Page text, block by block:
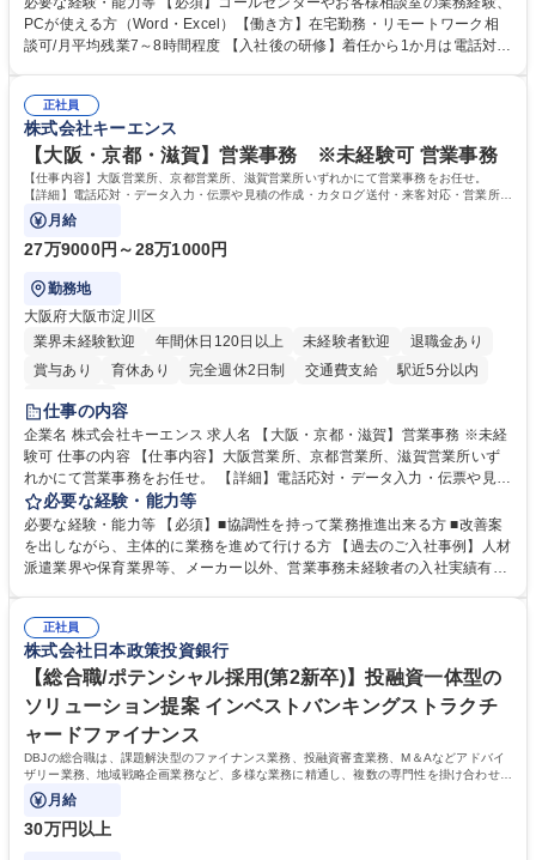
意見を、企業活動に活かしています。お客様からの声に迅速かつ誠意をも
って対応、情報提供するとともにグループ内活動に反映しています。 【具
平均100件前後■メール・手紙：同上40件前後 募集職種 中野本社【お客様
相談室】お客様のお声をもとにより良い商品づくりへ貢献
PCが使える方（Word・Excel）【働き方】在宅勤務・リモートワーク相
談可/月平均残業7～8時間程度 【入社後の研修】着任から1か月は電話対応
すのでご安心ください。 【当社について】キリングループの広報機能を担
う会社として、お客様との出会いを大切にし、磨き上げたホスピタリティ
を込めてコミュニケーションをとりながら広報関連業務を行っておりま
す。 学歴・資格 学歴：大学院 大学 高専 短大 専修学校 高校 語学力： 資
格：
正社員
株式会社キーエンス
【大阪・京都・滋賀】営業事務 ※未経験可 営業事務
【仕事内容】大阪営業所、京都営業所、滋賀営業所いずれかにて営業事務をお任せ。
【詳細】電話応対・データ入力・伝票や見積の作成・カタログ送付・来客対応・営業所内
で発生する事務業務や業務改善をお任せ。
月給
27万9000円～28万1000円
勤務地
大阪府大阪市淀川区
業界未経験歓迎
年間休日120日以上 未経験者歓迎
退職金あり
賞与あり
育休あり 完全週休2日制 交通費支給
駅近5分以内
土日祝休み
仕事の内容
企業名 株式会社キーエンス 求人名 【大阪・京都・滋賀】営業事務 ※未経
験可 仕事の内容 【仕事内容】大阪営業所、京都営業所、滋賀営業所いず
れかにて営業事務をお任せ。 【詳細】電話応対・データ入力・伝票や見積
の作成・カタログ送付・来客対応・営業所内で発生する事務業務や業務改
善をお任せ。 【教育制度】ご入社後、育成担当とペアになりながらOJTに
て業務を覚えていただくことが可能です。業務システムがきちんと構築さ
れているため、スムーズに仕事に慣れることができる環境です。また、
募集職種 【大阪・京都・滋賀】営業事務 ※未経験可
必要な経験・能力等
必要な経験・能力等 【必須】■協調性を持って業務推進出来る方 ■改善案
を出しながら、主体的に業務を進めて行ける方 【過去のご入社事例】人材
派遣業界や保育業界等、メーカー以外、営業事務未経験者の入社実績有
えて、お客様や社員の状況に合わせ、能動的なサポート、改善の動きも期
待され。組織を支えるスペシャリストとして、チームに貢献し、結果的に
社員から頼られる存在になることができます。平均19:30の退勤以降の業
務の持ち帰りも禁止されており、メリハリのある働き方となります。 学
歴・資格 学歴：大学院 大学 高専 短大 語学力： 資格：
正社員
株式会社日本政策投資銀行
【総合職/ポテンシャル採用(第2新卒)】投融資一体型の
ソリューション提案 インベストバンキングストラクチ
ャードファイナンス
DBJの総合職は、課題解決型のファイナンス業務、投融資審査業務、M＆Aなどアドバイ
ザリー業務、地域戦略企画業務など、多様な業務に精通し、複数の専門性を掛け合わせて
広く社会に貢献していく職種です。
月給
30万円以上